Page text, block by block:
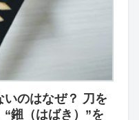
いのはなぜ？ 刀を
鎺（はばき）”を